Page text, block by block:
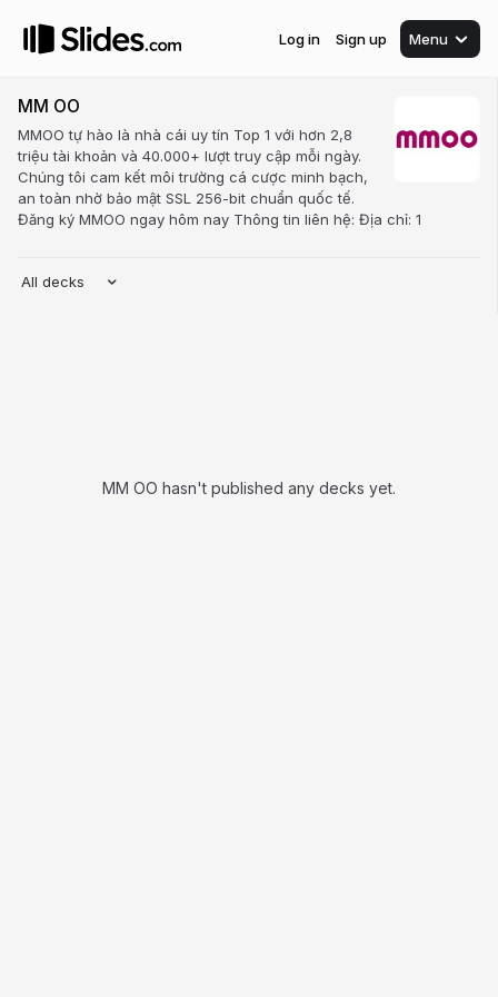
Log in Sign up Menu
MM OO
MMOO tự hào là nhà cái uy tín Top 1 với hơn 2,8
triệu tài khoản và 40.000+ lượt truy cập mỗi ngày.
Chúng tôi cam kết môi trường cá cược minh bạch,
an toàn nhờ bảo mật SSL 256-bit chuẩn quốc tế.
Đăng ký MMOO ngay hôm nay Thông tin liên hệ: Địa chỉ: 1
All decks
MM OO hasn't published any decks yet.